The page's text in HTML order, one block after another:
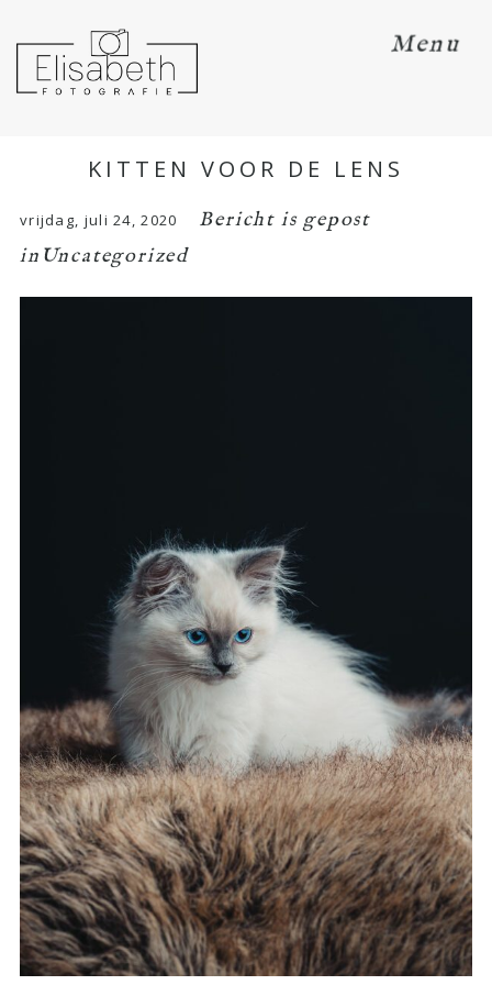
Menu
KITTEN VOOR DE LENS
vrijdag, juli 24, 2020
Bericht is gepost
in Uncategorized